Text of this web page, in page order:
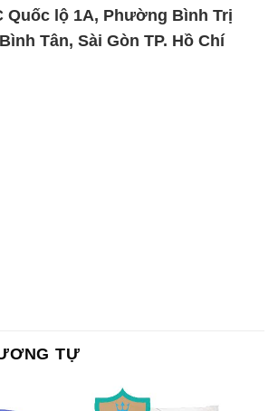
Quốc lộ 1A, Phường Bình Trị
Tân, Sài Gòn TP. Hồ Chí
TỰ